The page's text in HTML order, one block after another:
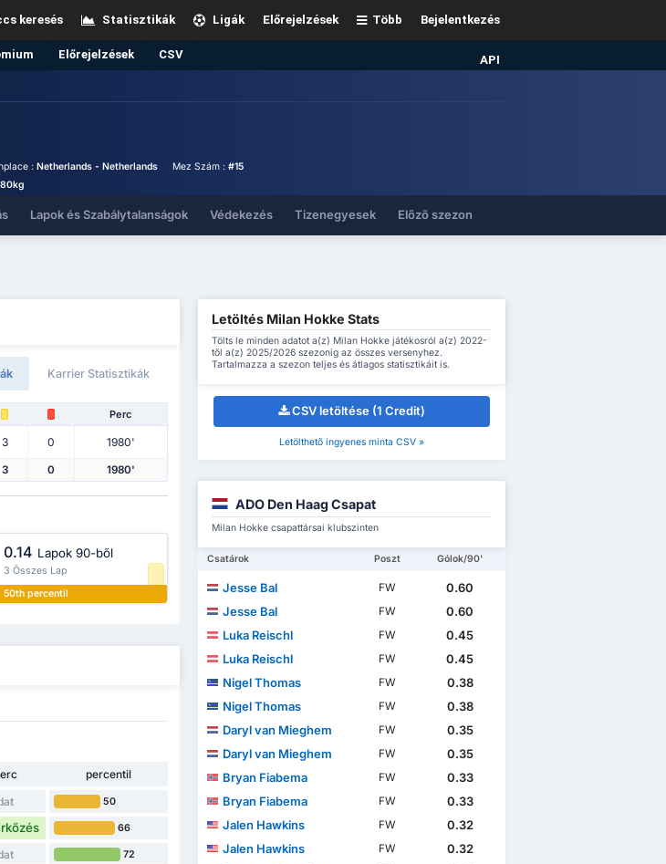
Bejelentkezés
Több
Előrejelzések
Ligák
Statisztikák
keresés
API
Előrejelzések CSV
:Netherlands - Netherlands Mez Szám : #15
80kg
Lapok és Szabálytalanságok Védekezés Tizenegyesek Előző szezon
Karrier Statisztikák
Perc
3 0 1980'
3 0 1980'
0.14 Lapok 90-ből
3 Összes Lap
50th percentil
percentil
50
66
72
Letöltés Milan Hokke Stats
Tölts le minden adatot a(z) Milan Hokke játékosról a(z) 2022-
től a(z) 2025/2026 szezonig az összes versenyhez.
Tartalmazza a szezon teljes és átlagos statisztikáit is.
CSV letöltése (1 Credit)
Letölthető ingyenes minta CSV »
ADO Den Haag Csapat
Milan Hokke csapattársai klubszinten
Csatárok Poszt Gólok/90'
Jesse Bal FW
0.60
Jesse Bal
FW
0.60
Luka Reischl
FW
0.45
Luka Reischl
FW
0.45
Nigel Thomas
FW
0.38
Nigel Thomas
FW
0.38
Daryl van Mieghem
FW
0.35
Daryl van Mieghem
FW
0.35
Bryan Fiabema
FW
0.33
Bryan Fiabema
FW
0.33
Jalen Hawkins
FW
0.32
Jalen Hawkins
FW
0.32